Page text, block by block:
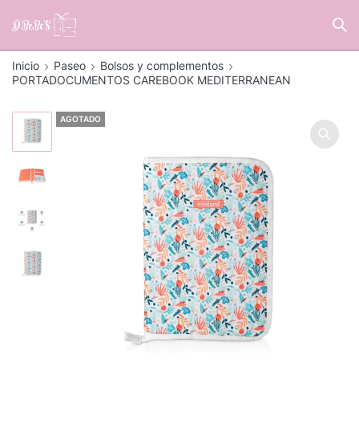
Inicio Paseo
Bolsos y complementos
PORTADOCUMENTOS CAREBOOK MEDITERRANEAN
AGOTADO